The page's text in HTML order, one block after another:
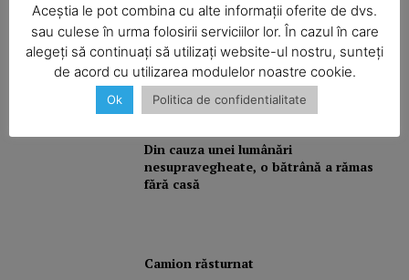
SUBSCRIBE NOW
Company
Balcon în flăcări într-un bloc din
Mărăţei
Din cauza unei lumânări
nesupravegheate, o bătrână a rămas
fără casă
Camion răsturnat
Aceștia le pot combina cu alte informații oferite de dvs.
sau culese în urma folosirii serviciilor lor. În cazul în care
alegeți să continuați să utilizați website-ul nostru, sunteți
de acord cu utilizarea modulelor noastre cookie.
Ok Politica de confidentialitate